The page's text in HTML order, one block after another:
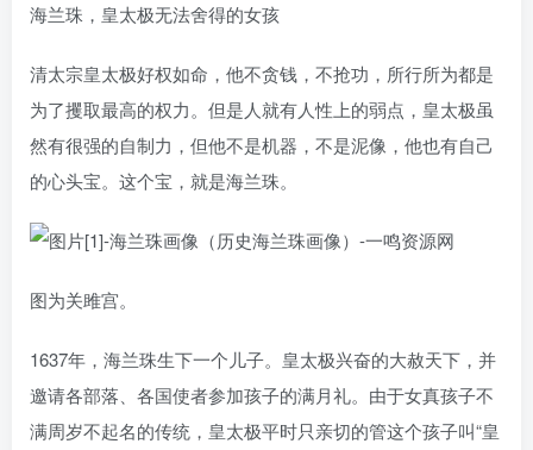
海兰珠，皇太极无法舍得的女孩
清太宗皇太极好权如命，他不贪钱，不抢功，所行所为都是
为了攫取最高的权力。但是人就有人性上的弱点，皇太极虽
然有很强的自制力，但他不是机器，不是泥像，他也有自己
的心头宝。这个宝，就是海兰珠。
图为关雎宫。
1637年，海兰珠生下一个儿子。皇太极兴奋的大赦天下，并
邀请各部落、各国使者参加孩子的满月礼。由于女真孩子不
满周岁不起名的传统，皇太极平时只亲切的管这个孩子叫“皇